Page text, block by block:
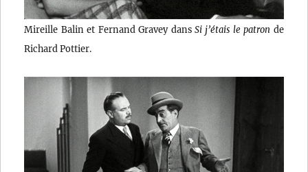
Mireille Balin et Fernand Gravey dans Si j’étais le patron de
Richard Pottier.